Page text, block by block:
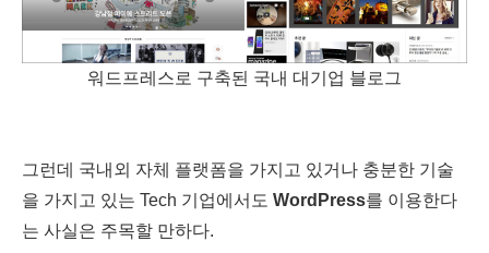
워드프레스로 구축된 국내 대기업 블로그
그런데 국내외 자체 플랫폼을 가지고 있거나 충분한 기술
을 가지고 있는 Tech 기업에서도 WordPress를 이용한다
는 사실은 주목할 만하다.